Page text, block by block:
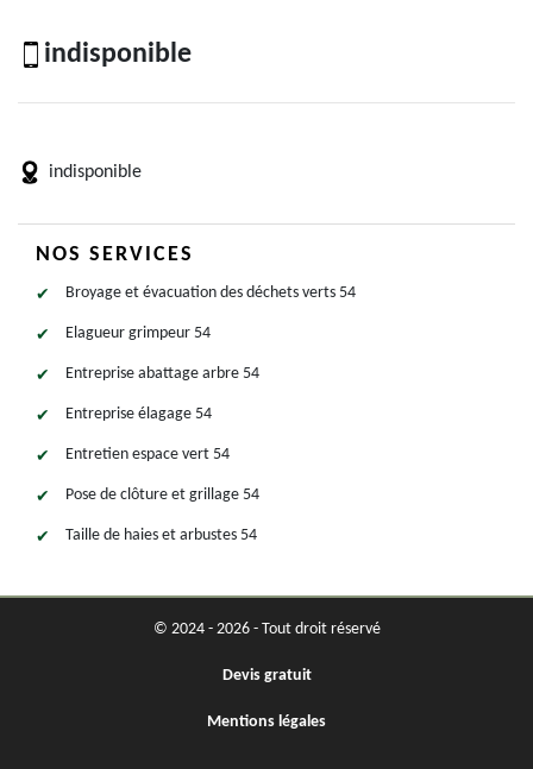
indisponible
indisponible
NOS SERVICES
Broyage et évacuation des déchets verts 54
Elagueur grimpeur 54
Entreprise abattage arbre 54
Entreprise élagage 54
Entretien espace vert 54
Pose de clôture et grillage 54
Taille de haies et arbustes 54
© 2024 - 2026 - Tout droit réservé
Devis gratuit
Mentions légales